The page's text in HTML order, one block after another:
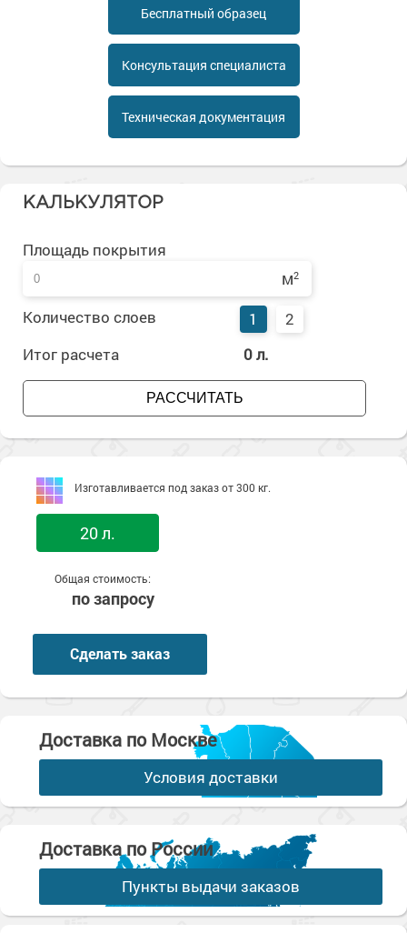
Сопутствующие товары
Морозостойкие краски для металла
Морозостойкие краски для фасада
Сопутствующие товары
Бесплатный образец
Консультация специалиста
Техническая документация
КАЛЬКУЛЯТОР
Площадь покрытия
м2
Количество слоев 1
2
Итог расчета
0л.
РАССЧИТАТЬ
Изготавливается под заказ от 300 кг.
20 л.
Общая стоимость:
по запросу
Сделать заказ
Доставка по Москве
Условия доставки
Доставка по России
Пункты выдачи заказов